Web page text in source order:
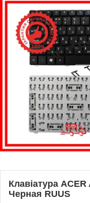
Клавіатура
Черная RUUS